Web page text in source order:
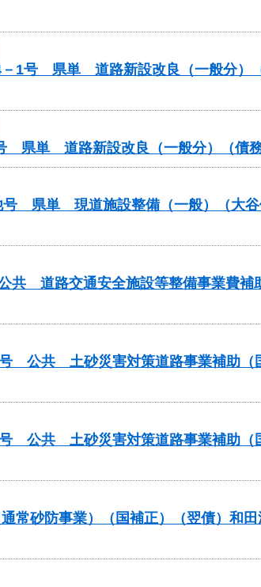
－1号 県単 道路新設改良（一般分）
県単 道路新設改良（一般分）（債
号 県単 現道施設整備（一般）（大
共 道路交通安全施設等整備事業費補
号 公共 土砂災害対策道路事業補助（
号 公共 土砂災害対策道路事業補助（
常砂防事業）（国補正）（翌債）和